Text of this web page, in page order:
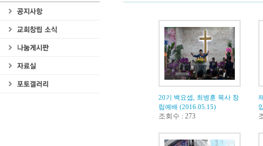
20기 백요셉, 최병훈 목사 창
립예배 (2016.05.15)
조회수 : 273